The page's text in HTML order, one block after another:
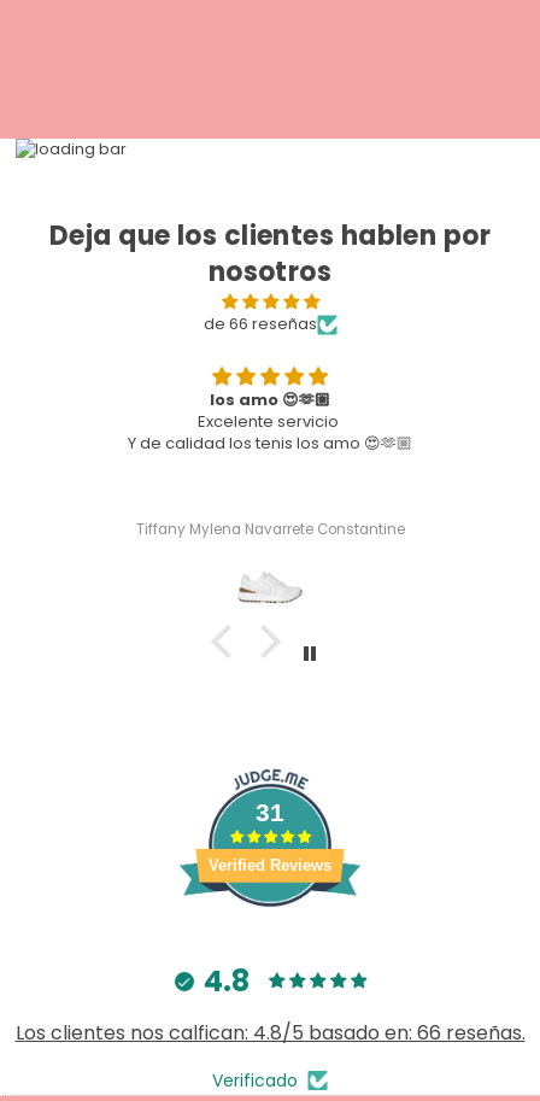
Deja que los clientes hablen por
nosotros
de 66 reseñas
los amo 😍🫶🏼
Excelente servicio
Y de calidad los tenis los amo 😍🫶🏼
Tiffany Mylena Navarrete Constantine
31
Verified Reviews
4.8
Los clientes nos calfican: 4.8/5 basado en: 66 reseñas.
Verificado